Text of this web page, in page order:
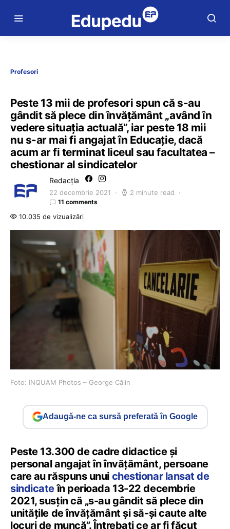
Profesori
Peste 13 mii de profesori spun că s-au
gândit să plece din învățământ „având în
vedere situația actuală”, iar peste 18 mii
nu s-ar mai fi angajat în Educație, dacă
acum ar fi terminat liceul sau facultatea –
chestionar al sindicatelor
Redacția
22 decembrie 2021 2 minute read
11 comments
10.035 de vizualizări
Foto: INQUAM Photos – George Călin
Adaugă-ne ca sursă preferată în Google
Peste 13.300 de cadre didactice și
personal angajat în învățământ, persoane
care au răspuns unui chestionar lansat de
sindicateîn perioada 13-22 decembrie
2021, susțin că „s-au gândit să plece din
unitățile de învățământ și să-și caute alte
locuri de muncă”. Întrebați ce ar fi făcut